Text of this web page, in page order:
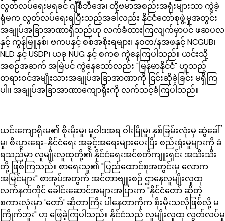
လွတ်လပ်ရေးမရခင် ဂျီစီဘီအေ၊ တို့ဗမာအစည်းအရုံးများသာ ကွဲခဲ့
ရုံမက လွတ်လပ်ရေးရပြီးသည့်အခါလည်း နိုင်ငံတော်စုဖွဲ့မှုအတွင်း
အချုပ်အခြာအာဏာရှိသည်ဟု လက်ခံထားကြလျက်မှာပင် ဖဆပလ
နှင့် ကွန်မြူနစ်၊ ဗကပနှင့် စစ်အစိုးရများ၊ နဝတ/နအဖနှင့် NCGUB၊
NLD နှင့် USDP၊ ယခု NUG နှင့် စကစ ကွဲနေကြပါသည်။ ယင်းသို့
အစဉ်အဆက် အမြဲပင် ကွဲနေသော်လည်း "မြန်မာနိုင်ငံ" ဟူသည့်
တရားဝင်အမျိုးသားအချုပ်အခြာအာဏာကို ငြင်းဆိုခဲ့ခြင်း မရှိကြ
ပါ။ အချုပ်အခြာအာဏာကျောရိုးကို လက်သင့်ခံကြပါသည်။
ယင်းကျောရိုးမ၏ စိုးမိုးမှု၊ မူဝါဒအရ ဝါးမြိုမှု၊ နှစ်ခြမ်းလုံးမှ ဆွဲခေါ်
မှု၊ စီးပွားရေး-နိုင်ငံရေး အခွင့်အရေးများပေးပြီး စည်းရုံးမှုများကို ခံ
ရသည်မှာ လူမျိုးလူထုတို့၏ နိုင်ငံရေးအင်စတီကျူးရှင်း အသီးသီး
တို့ ဖြစ်ကြသည်။ စာရေးသူ၏ "ပြည်ထောင်စုအတွင်းမှ လောက
အမြင်များ" စာအုပ်အတွက် အင်တာဗျူးစဉ် ဌာနေလူမျိုးလူထု
လက်နက်ကိုင် ခေါင်းဆောင်အများအပြားက "နိုင်ငံတော် ဆိုတဲ့
စကားလုံးမှာ 'တော်' ဆိုတာကြီး ပါနေတာကိုက စိုးမိုးသလိုဖြစ်လို့ မ
ကြိုက်ဘူး" ဟု ဖြေခဲ့ကြပါသည်။ နိုင်ငံသည် လူမျိုးလူထု လွတ်လပ်မှု